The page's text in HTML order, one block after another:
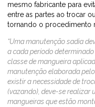
mesmo fabricante para
entre as partes ao trocar
tornando o procedimento
“Uma manutenção sadia
a cada período
classe de mangueira
manutenção elaborada
existir a necessidade de
(vazando), deve-se realizar
mangueiras que estão